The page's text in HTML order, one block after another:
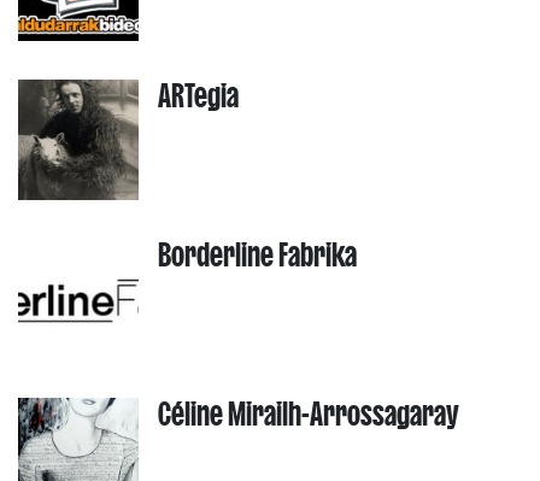
ARTegia
Borderline Fabrika
Céline Mirailh-Arrossagaray